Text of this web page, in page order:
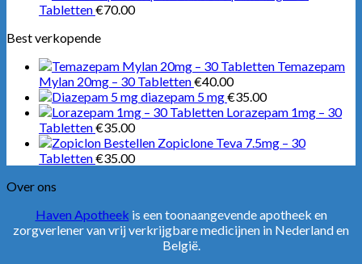
Tabletten€70.00
Best verkopende
Temazepam
Mylan 20mg – 30 Tabletten€40.00
diazepam 5 mg€35.00
Lorazepam 1mg – 30
Tabletten€35.00
Zopiclone Teva 7.5mg – 30
Tabletten€35.00
Over ons
Haven Apotheek is een toonaangevende apotheek en
zorgverlener van vrij verkrijgbare medicijnen in Nederland en
België.